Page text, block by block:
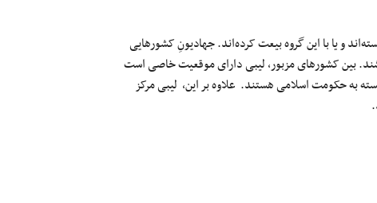
یا به داعش وابسته‌اند و یا با این گروه بیعت کرده‌اند. جهادیونِ کشورهایی
بین کشورهای مزبور، لیبی دارای موقعیت خاصی است
به حکومت اسلامی هستند. علاوه بر این، لیبی مرکز